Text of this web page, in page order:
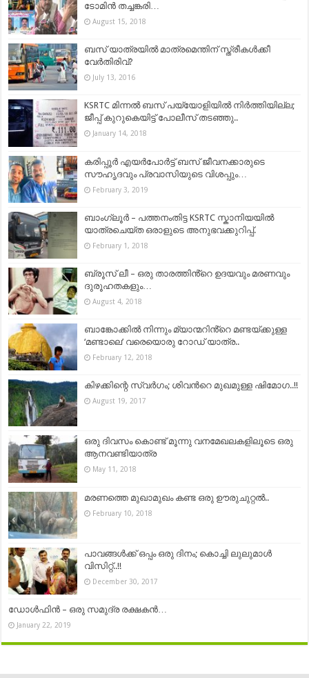
ടോമിൻ തച്ചങ്കരി…
August 15, 2018
ബസ് യാത്രയില്‍ മാത്രമെന്തിന് സ്ത്രീകള്‍ക്കീ
വേര്‍തിരിവ്?
July 13, 2016
KSRTC മിന്നല്‍ ബസ്‌ പയ്യോളിയില്‍ നിര്‍ത്തിയില്ല;
ജീപ്പ് കുറുകെയിട്ട് പോലീസ് തടഞ്ഞു..
January 14, 2018
കരിപ്പൂർ എയർപോർട്ട് ബസ് ജീവനക്കാരുടെ
സൗഹൃദവും പ്രവാസിയുടെ വിശപ്പും…
February 3, 2019
ബാംഗ്ലൂര്‍ – പത്തനംതിട്ട KSRTC സ്കാനിയയില്‍
യാത്രചെയ്ത ഒരാളുടെ അനുഭവക്കുറിപ്പ്.
February 1, 2018
ബ്രൂസ് ലീ – ഒരു താരത്തിൻ്റെ ഉദയവും മരണവും
ദുരൂഹതകളും…
August 4, 2018
ബാങ്കോക്കിൽ നിന്നും മ്യാന്മറിൻ്റെ മണ്ടയ്ക്കുള്ള
‘മണ്ടാലെ’ വരെയൊരു റോഡ് യാത്ര..
February 12, 2018
കിഴക്കിന്റെ സ്വര്‍ഗം; ശിവന്‍റെ മുഖമുള്ള ഷിമോഗ..!!
August 19, 2017
ഒരു ദിവസം കൊണ്ട് മൂന്നു വനമേഖലകളിലൂടെ ഒരു
ആനവണ്ടിയാത്ര
May 11, 2018
മരണത്തെ മുഖാമുഖം കണ്ട ഒരു ഊരുചുറ്റൽ..
February 10, 2018
പാവങ്ങൾക്ക് ഒപ്പം ഒരു ദിനം; കൊച്ചി ലുലുമാൾ
വിസിറ്റ്..!!
December 30, 2017
ഡോള്‍ഫിന്‍ – ഒരു സമുദ്ര രക്ഷകന്‍…
January 22, 2019